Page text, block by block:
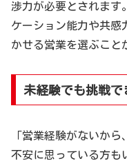
渉力が必要とされます
ケーション能力や共感
かせる営業を選ぶこと
未経験でも挑戦で
「営業経験がないか
不安に思っている方も